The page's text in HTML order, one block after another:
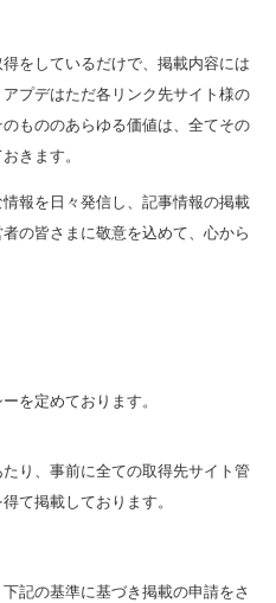
をしているだけで、掲載内容には
プデはただ各リンク先サイト様の
もののあらゆる価値は、全てその
きます。
報を日々発信し、記事情報の掲載
の皆さまに敬意を込めて、心から
を定めております。
り、事前に全ての取得先サイト管
て掲載しております。
記の基準に基づき掲載の申請をさ